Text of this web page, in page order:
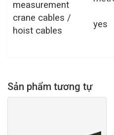
measurement
crane cables /
hoist cables
yes
Sản phẩm tương tự